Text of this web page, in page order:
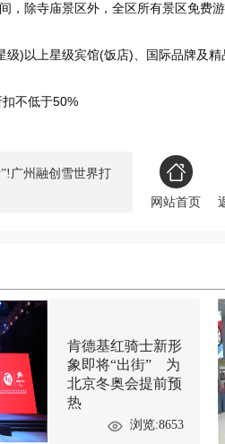
除寺庙景区外，全区所有景区免费
)以上星级宾馆(饭店)、国际品牌及精
不低于50%
广州融创雪世界打
网站首页
肯德基红骑士新形
象即将“出街” 为
北京冬奥会提前预
热
浏览:8653